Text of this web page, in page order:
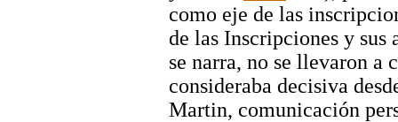
como eje de las
de las Inscripciones y sus
se narra, no se llevaron a
consideraba decisiva
Martin, comunicación